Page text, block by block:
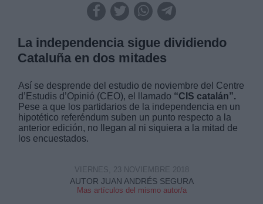
La independencia sigue dividiendo
Cataluña en dos mitades
Así se desprende del estudio de noviembre del Centre
d’Estudis d’Opinió (CEO), el llamado “CIS catalán”.
Pese a que los partidarios de la independencia en un
hipotético referéndum suben un punto respecto a la
anterior edición, no llegan al ni siquiera a la mitad de
los encuestados.
AUTOR JUAN ANDRÉS SEGURA
Mas artículos del mismo autor/a
VIERNES, 23 NOVIEMBRE 2018